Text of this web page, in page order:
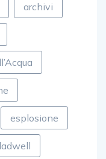
archivi
esplosione